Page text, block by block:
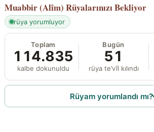
Muabbir (Alîm) Rüyalarınızı Bekliyor
rüya yorumluyor
Toplam
114.835
kalbe dokunuldu
Bugün
51
rüya te’vîl kılındı
Rüyam yorumlandı mı?